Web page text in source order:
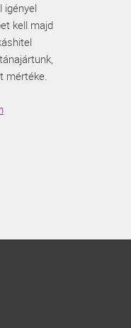
igényel
kell majd
mértéke.